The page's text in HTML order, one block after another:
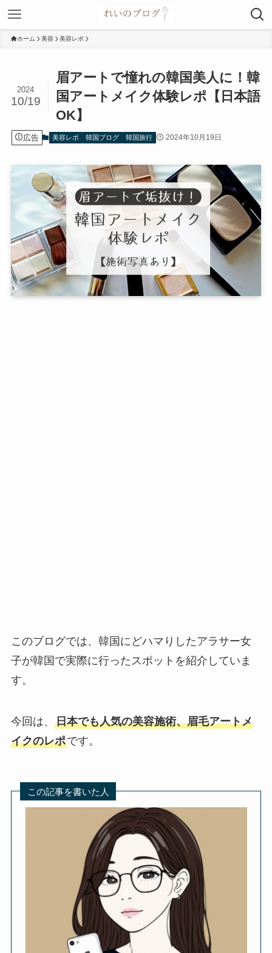
ホーム 美容 美容レポ
眉アートで憧れの韓国美人に！韓
国アートメイク体験レポ【日本語
OK】
2024
10/19
広告 美容レポ 韓国ブログ 韓国旅行 2024年10月19日
このブログでは、韓国にどハマりしたアラサー女
子が韓国で実際に行ったスポットを紹介していま
す。
今回は、 日本でも人気の美容施術、眉毛アートメ
イクのレポです。
この記事を書いた人